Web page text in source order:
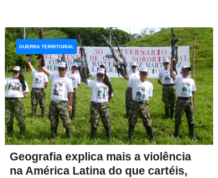
Geografia explica mais a violência
na América Latina do que cartéis,
GUERRA TERRITORIAL